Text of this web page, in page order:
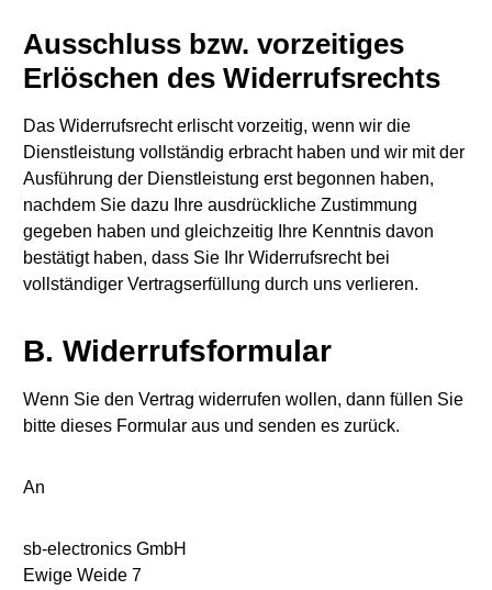
Ausschluss bzw. vorzeitiges
Erlöschen des Widerrufsrechts
Das Widerrufsrecht erlischt vorzeitig, wenn wir die
Dienstleistung vollständig erbracht haben und wir mit der
Ausführung der Dienstleistung erst begonnen haben,
nachdem Sie dazu Ihre ausdrückliche Zustimmung
gegeben haben und gleichzeitig Ihre Kenntnis davon
bestätigt haben, dass Sie Ihr Widerrufsrecht bei
vollständiger Vertragserfüllung durch uns verlieren.
B. Widerrufsformular
Wenn Sie den Vertrag widerrufen wollen, dann füllen Sie
bitte dieses Formular aus und senden es zurück.
An
sb-electronics GmbH
Ewige Weide 7